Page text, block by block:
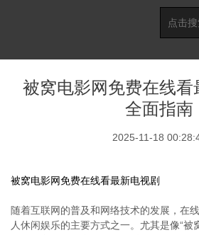
被窝电影网免费在线看
全面指南
2025-11-18
被窝电影网免费在线看最新电视剧
随着互联网的普及和网络技术的发展，在
人休闲娱乐的主要方式之一。尤其是像“被